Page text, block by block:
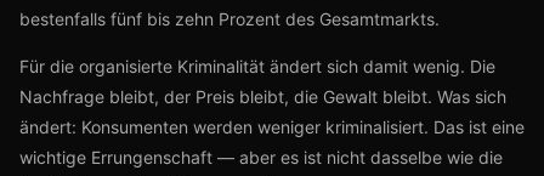
bestenfalls fünf bis zehn Prozent des Gesamtmarkts.
Für die organisierte Kriminalität ändert sich damit wenig. Die
Nachfrage bleibt, der Preis bleibt, die Gewalt bleibt. Was sich
ändert: Konsumenten werden weniger kriminalisiert. Das ist eine
wichtige Errungenschaft — aber es ist nicht dasselbe wie die